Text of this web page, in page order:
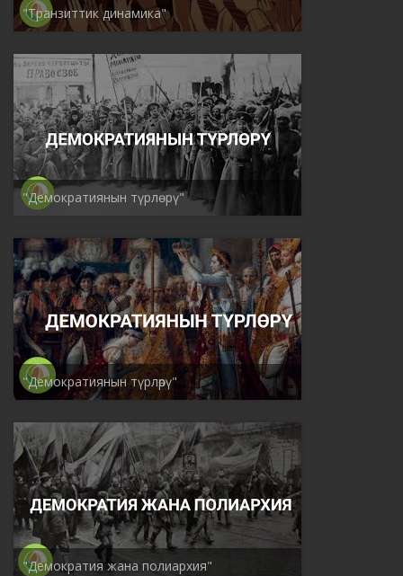
"Транзиттик динамика"
"Демократиянын түрлѳрү"
"Демократиянын түрлөрү"
"Демократия жана полиархия"